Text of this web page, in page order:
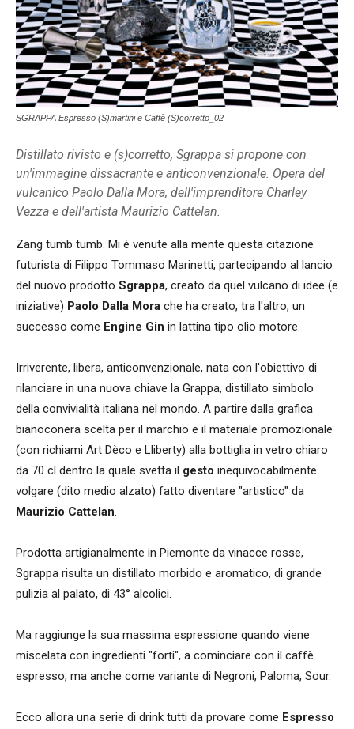
SGRAPPA Espresso (S)martini e Caffè (S)corretto_02
Distillato rivisto e (s)corretto, Sgrappa si propone con
un'immagine dissacrante e anticonvenzionale. Opera del
vulcanico Paolo Dalla Mora, dell'imprenditore Charley
Vezza e dell'artista Maurizio Cattelan.
Zang tumb tumb. Mi è venute alla mente questa citazione
futurista di Filippo Tommaso Marinetti, partecipando al lancio
del nuovo prodotto Sgrappa, creato da quel vulcano di idee (e
iniziative) Paolo Dalla Mora che ha creato, tra l'altro, un
successo come Engine Gin in lattina tipo olio motore.
Irriverente, libera, anticonvenzionale, nata con l'obiettivo di
rilanciare in una nuova chiave la Grappa, distillato simbolo
della convivialità italiana nel mondo. A partire dalla grafica
bianoconera scelta per il marchio e il materiale promozionale
(con richiami Art Dèco e Lliberty) alla bottiglia in vetro chiaro
da 70 cl dentro la quale svetta il gesto inequivocabilmente
volgare (dito medio alzato) fatto diventare "artistico" da
Maurizio Cattelan.
Prodotta artigianalmente in Piemonte da vinacce rosse,
Sgrappa risulta un distillato morbido e aromatico, di grande
pulizia al palato, di 43° alcolici.
Ma raggiunge la sua massima espressione quando viene
miscelata con ingredienti "forti", a cominciare con il caffè
espresso, ma anche come variante di Negroni, Paloma, Sour.
Ecco allora una serie di drink tutti da provare come Espresso